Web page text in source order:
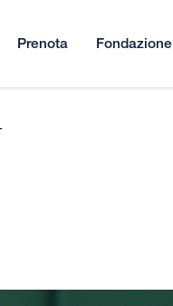
Prenota Fondazione